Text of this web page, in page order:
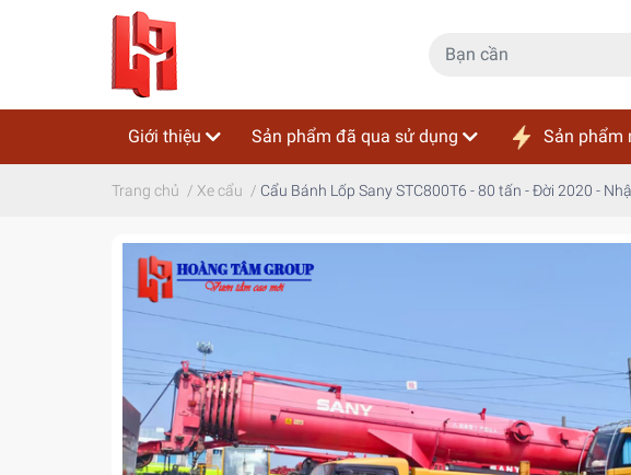
Giới thiệu Sản phẩm đã qua sử dụng Sản phẩm
Trang chủ / Xe cẩu / Cẩu Bánh Lốp Sany STC800T6 - 80 tấn - Đời 2020 -